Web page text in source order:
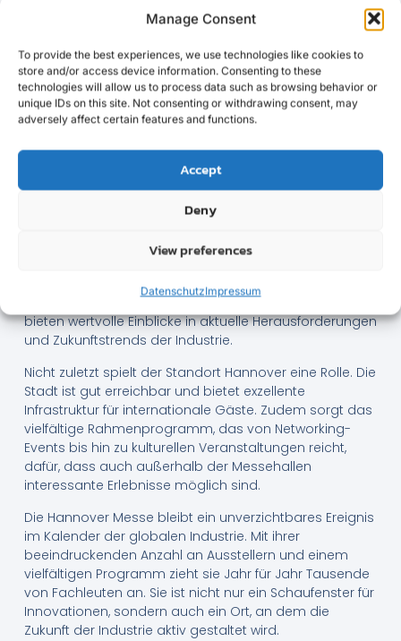
Manage Consent
To provide the best experiences, we use technologies like cookies to
store and/or access device information. Consenting to these
technologies will allow us to process data such as browsing behavior or
unique IDs on this site. Not consenting or withdrawing consent, may
adversely affect certain features and functions.
Accept
Deny
View preferences
DatenschutzImpressum
Warum die Hannover
Messe so viele anzieht
Die Anziehungskraft der Hannover Messe liegt in ihrer
Fähigkeit, als Plattform für Innovation und Networking
zu dienen. Unternehmen nutzen die Veranstaltung, um
einzigartige Gelegenheit, sich mit Branchenführern und
Experten auszutauschen.
umfangreiche Konferenz- und
Podiumsdiskussionen, Vorträge und Workshops zu
einer Vielzahl von Themen. Diese Veranstaltungen
bieten wertvolle Einblicke in aktuelle Herausforderungen
und Zukunftstrends der Industrie.
Nicht zuletzt spielt der Standort Hannover eine Rolle. Die
Stadt ist gut erreichbar und bietet exzellente
Infrastruktur für internationale Gäste. Zudem sorgt das
vielfältige Rahmenprogramm, das von Networking-
Events bis hin zu kulturellen Veranstaltungen reicht,
dafür, dass auch außerhalb der Messehallen
interessante Erlebnisse möglich sind.
Die Hannover Messe bleibt ein unverzichtbares Ereignis
im Kalender der globalen Industrie. Mit ihrer
beeindruckenden Anzahl an Ausstellern und einem
vielfältigen Programm zieht sie Jahr für Jahr Tausende
von Fachleuten an. Sie ist nicht nur ein Schaufenster für
Innovationen, sondern auch ein Ort, an dem die
Zukunft der Industrie aktiv gestaltet wird.